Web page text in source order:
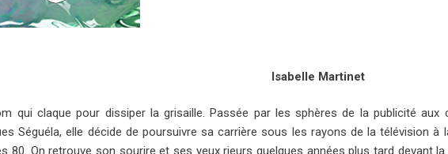
Isabelle Martinet
qui claque pour dissiper la grisaille. Passée par les sphères de la publicité aux
Séguéla, elle décide de poursuivre sa carrière sous les rayons de la télévision à
80. On retrouve son sourire et ses yeux rieurs quelques années plus tard devant